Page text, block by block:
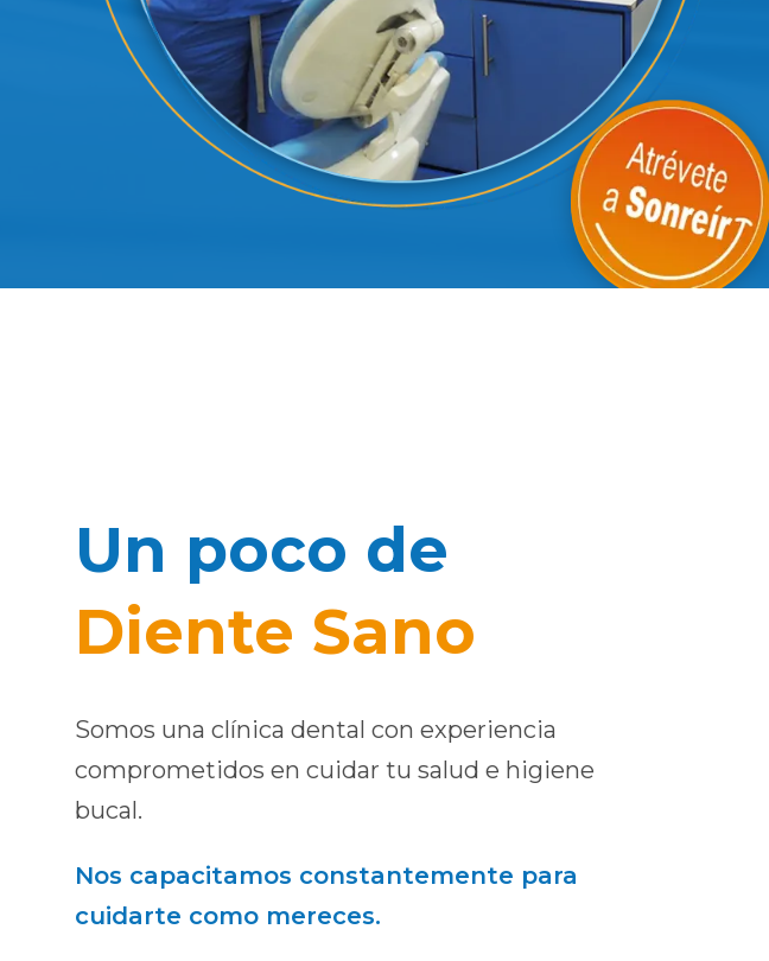
Un poco de
Diente Sano
Somos una clínica dental con experiencia
comprometidos en cuidar tu salud e higiene
bucal.
Nos capacitamos constantemente para
cuidarte como mereces.